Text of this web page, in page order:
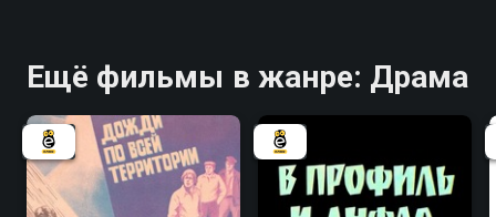
Ещё фильмы в жанре: Драма